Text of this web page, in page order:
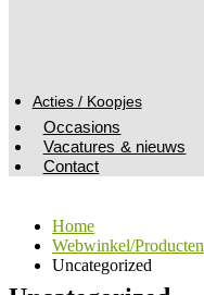
Acties / Koopjes
Occasions
Vacatures & nieuws
Contact
Home
Webwinkel/Producten
Uncategorized